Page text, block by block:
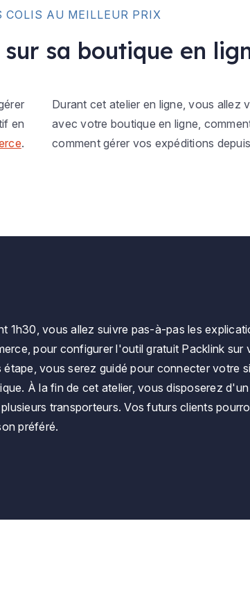
COLIS AU MEILLEUR PRIX
sa boutique en
en
.
Durant cet atelier en ligne, vous allez
avec votre boutique en ligne,
comment gérer vos expéditions
1h30, vous allez suivre pas-à-pas les
pour configurer l'outil gratuit Packlink sur
étape, vous serez guidé pour connecter votre
À la fin de cet atelier, vous disposerez
transporteurs. Vos futurs clients
préféré.